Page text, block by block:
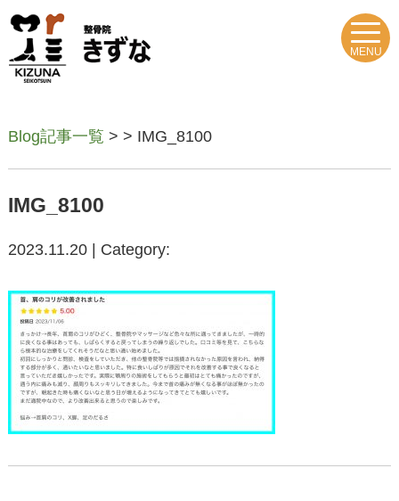
MENU
Blog記事一覧 > > IMG_8100
IMG_8100
2023.11.20 | Category: